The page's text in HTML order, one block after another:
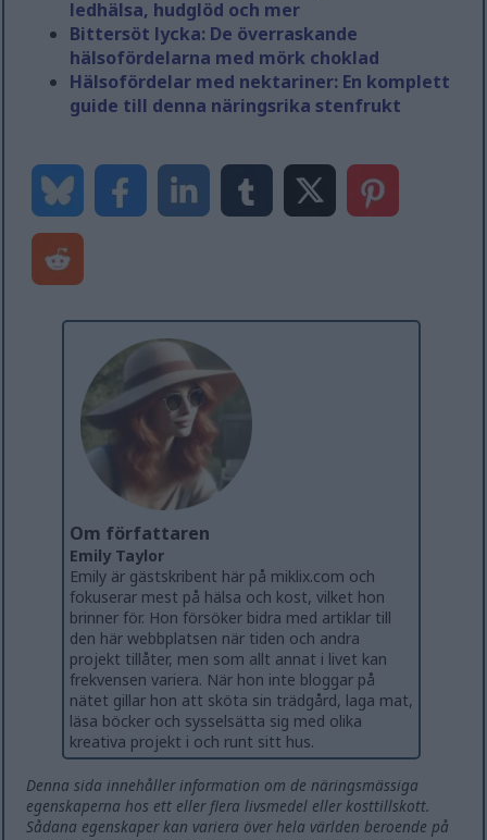
ledhälsa, hudglöd och mer
Bittersöt lycka: De överraskande
hälsofördelarna med mörk choklad
Hälsofördelar med nektariner: En komplett
guide till denna näringsrika stenfrukt
Om författaren
Emily Taylor
Emily är gästskribent här på miklix.com och
fokuserar mest på hälsa och kost, vilket hon
brinner för. Hon försöker bidra med artiklar till
den här webbplatsen när tiden och andra
projekt tillåter, men som allt annat i livet kan
frekvensen variera. När hon inte bloggar på
nätet gillar hon att sköta sin trädgård, laga mat,
läsa böcker och sysselsätta sig med olika
kreativa projekt i och runt sitt hus.
Denna sida innehåller information om de näringsmässiga
egenskaperna hos ett eller flera livsmedel eller kosttillskott.
Sådana egenskaper kan variera över hela världen beroende på